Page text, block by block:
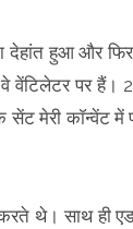
हुआ और
वेंटिलेटर पर हैं।
मेरी काॅन्वेंट
थे। साथ ही